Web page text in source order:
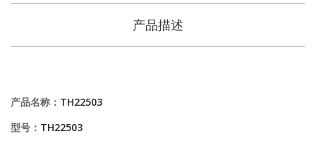
产品描述
产品名称： TH22503
型号： TH22503